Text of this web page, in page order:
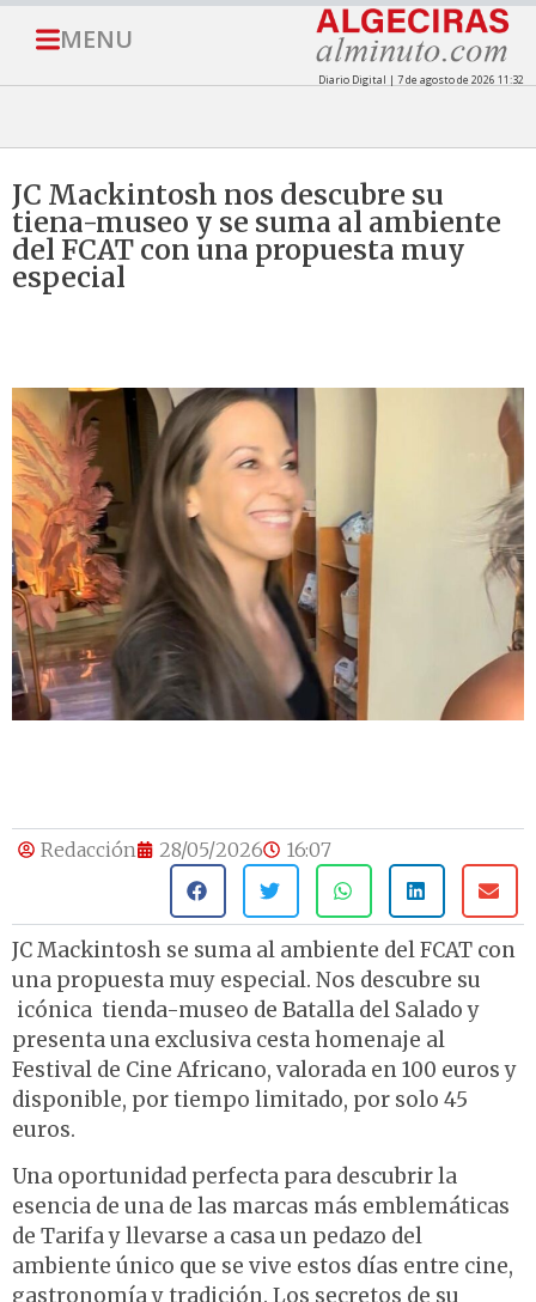
MENU
Diario Digital | 7 de agosto de 2026 11:32
JC Mackintosh nos descubre su
tiena-museo y se suma al ambiente
del FCAT con una propuesta muy
especial
Redacción 28/05/2026 16:07
JC Mackintosh se suma al ambiente del FCAT con
una propuesta muy especial. Nos descubre su
icónica tienda-museo de Batalla del Salado y
presenta una exclusiva cesta homenaje al
Festival de Cine Africano, valorada en 100 euros y
disponible, por tiempo limitado, por solo 45
euros.
Una oportunidad perfecta para descubrir la
esencia de una de las marcas más emblemáticas
de Tarifa y llevarse a casa un pedazo del
ambiente único que se vive estos días entre cine,
gastronomía y tradición. Los secretos de su